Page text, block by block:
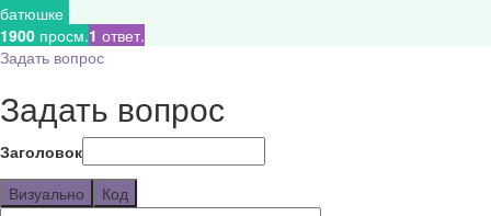
батюшке
1900 просм.1 ответ.
Задать вопрос
Задать вопрос
Заголовок
Визуально
Код